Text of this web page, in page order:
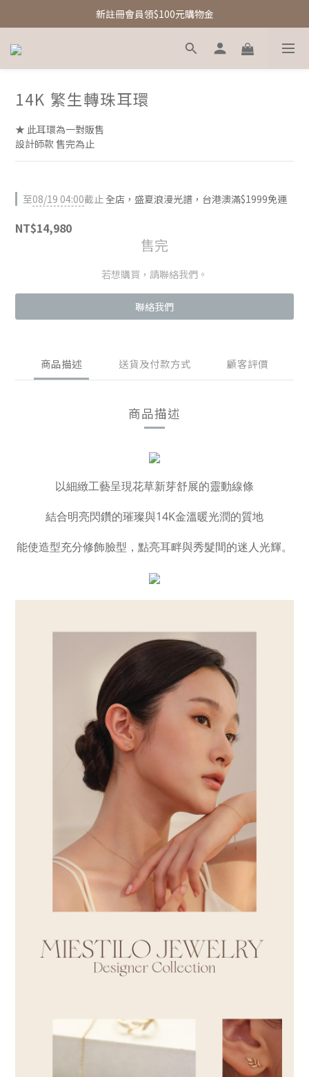
新註冊會員領$100元購物金
新註冊會員領$100元購物金
Free Shipping｜台灣滿額享免運優惠
新註冊會員領$100元購物金
14K 繁生轉珠耳環
★ 此耳環為一對販售
設計師款 售完為止
至08/19 04:00截止 全店，盛夏浪漫光譜，台港澳滿$1999免運
NT$14,980
售完
若想購買，請聯絡我們。
聯絡我們
商品描述 送貨及付款方式 顧客評價
商品描述
以細緻工藝呈現花草新芽舒展的靈動線條
結合明亮閃鑽的璀璨與14K金溫暖光潤的質地
能使造型充分修飾臉型，點亮耳畔與秀髮間的迷人光輝。